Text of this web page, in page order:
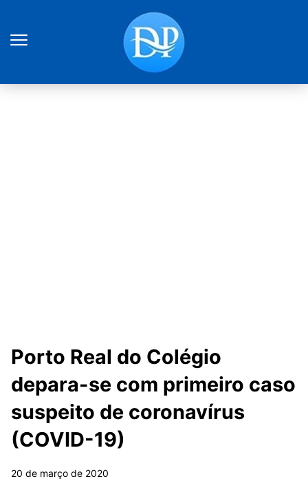
Porto Real do Colégio
depara-se com primeiro caso
suspeito de coronavírus
(COVID-19)
20 de março de 2020